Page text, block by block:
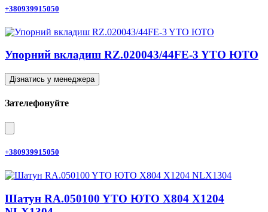
+380939915050
Упорний вкладиш RZ.020043/44FE-3 YTO ЮТО
Дізнатись у менеджера
Зателефонуйте
+380939915050
Шатун RA.050100 YTO ЮТО X804 X1204